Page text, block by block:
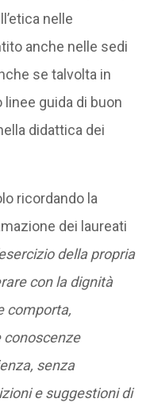
nelle
anche nelle sedi
se talvolta in
guida di buon
didattica dei
ricordando la
dei laureati
della propria
con la dignità
comporta,
senza
e suggestioni di